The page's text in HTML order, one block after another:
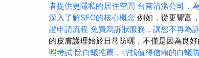
者提供更隱私的居住空間 台南清潔公司，
深入了解SEO的核心概念 例如，從更豐富
證申請流程 免費寫訴狀服務，讓您不再為
的皮膚護理始於日常防曬，不僅是因為良好
照考試 除白蟻推薦，尋找值得信賴的白蟻